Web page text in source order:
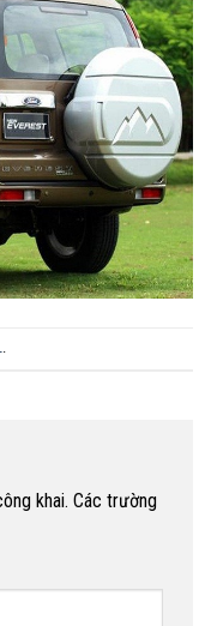
.
khai. Các trường